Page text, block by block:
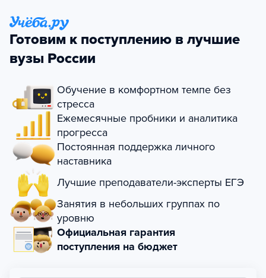
Готовим к поступлению в лучшие
вузы России
Обучение в комфортном темпе без
стресса
Ежемесячные пробники и аналитика
прогресса
Постоянная поддержка личного
наставника
Лучшие преподаватели-эксперты ЕГЭ
Занятия в небольших группах по
уровню
Официальная гарантия
поступления на бюджет